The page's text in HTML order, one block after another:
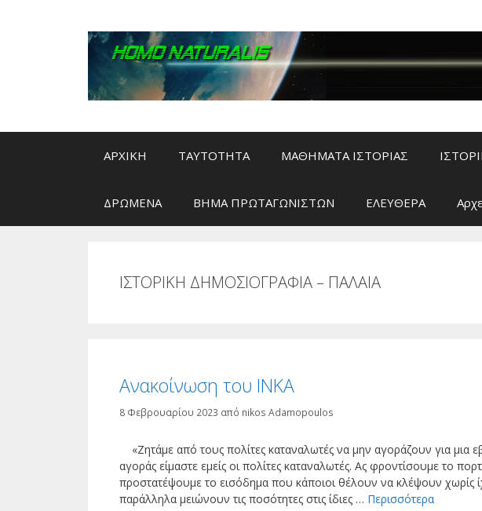
ΑΡΧΙΚΗ ΤΑΥΤΟΤΗΤΑ ΜΑΘΗΜΑΤΑ ΙΣΤΟΡΙΑΣ
ΔΡΩΜΕΝΑ ΒΗΜΑ ΠΡΩΤΑΓΩΝΙΣΤΩΝ ΕΛΕΥΘΕΡΑ
ΙΣΤΟΡΙΚΗ ΔΗΜΟΣΙΟΓΡΑΦΙΑ – ΠΑΛΑΙΑ
Ανακοίνωση του ΙΝΚΑ
8 Φεβρουαρίου 2023 από nikos Adamopoulos
«Ζητάμε από τους πολίτες καταναλωτές να μην αγοράζουν για μια
αγοράς είμαστε εμείς οι πολίτες καταναλωτές. Ας φροντίσουμε το
προστατέψουμε το εισόδημα που κάποιοι θέλουν να κλέψουν χωρίς
παράλληλα μειώνουν τις ποσότητες στις ίδιες … Περισσότερα